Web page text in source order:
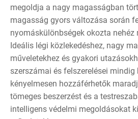
megoldja a nagy magasságban
magasság gyors változása során
nyomáskülönbségek okozta
Ideális légi közlekedéshez, nagy
műveletekhez és gyakori
szerszámai és felszerelései
kényelmesen hozzáférhetők
tömeges beszerzést és a
intelligens védelmi megoldásokat